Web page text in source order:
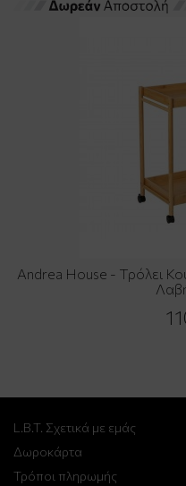
Andrea House - Τρόλει
L.B.T. Σχετικά με εμάς
Δωροκάρτα
Τρόποι πληρωμής